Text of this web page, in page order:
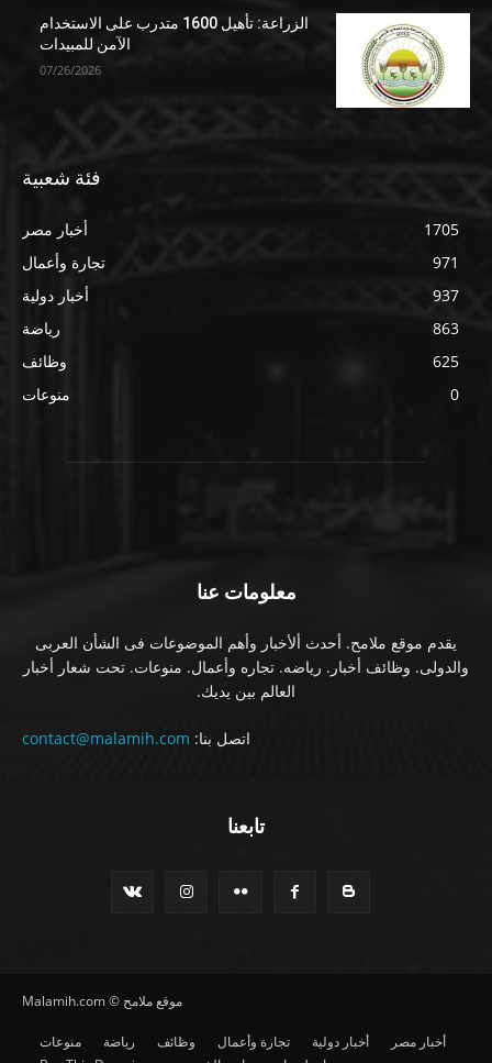
الزراعة: تأهيل 1600 متدرب على الاستخدام
الآمن للمبيدات
07/26/2026
فئة شعبية
أخبار مصر
1705
تجارة وأعمال
971
أخبار دولية
937
رياضة
863
وظائف
625
منوعات
0
معلومات عنا
يقدم موقع ملامح. أحدث ألأخبار وأهم الموضوعات فى الشأن العربى
والدولى. وظائف أخبار. رياضه. تجاره وأعمال. منوعات. تحت شعار أخبار
العالم بين يديك.
اتصل بنا: contact@malamih.com
تابعنا
موقع ملامح © Malamih.com
أخبار مصر أخبار دولية تجارة وأعمال وظائف رياضة
منوعات